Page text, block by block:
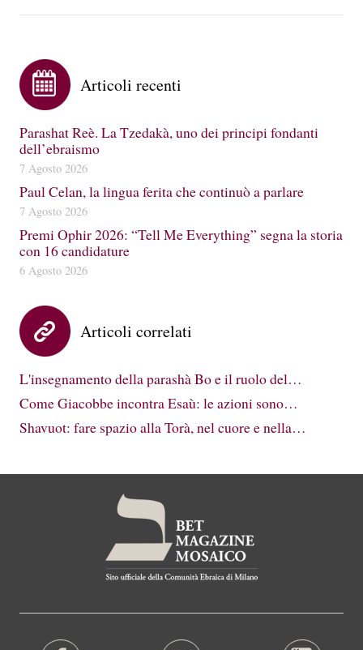
Articoli recenti
Parashat Reè. La Tzedakà, uno dei principi fondanti
dell’ebraismo
7 Agosto 2026
Paul Celan, la lingua ferita che continuò a parlare
7 Agosto 2026
Premi Ophir 2026: “Tell Me Everything” segna la storia
con 16 candidature
6 Agosto 2026
Articoli correlati
L'insegnamento della parashà Bo e il ruolo del…
Come Giacobbe incontra Esaù: le azioni sono…
Shavuot: fare spazio alla Torà, nel cuore e nella…